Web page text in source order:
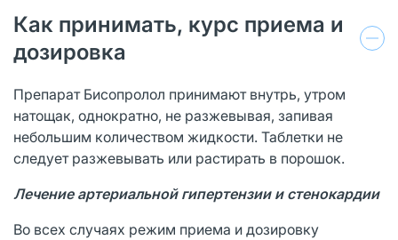
Как принимать, курс приема и
дозировка
Препарат Бисопролол принимают внутрь, утром
натощак, однократно, не разжевывая, запивая
небольшим количеством жидкости. Таблетки не
следует разжевывать или растирать в порошок.
Лечение артериальной гипертензии и стенокардии
Во всех случаях режим приема и дозировку